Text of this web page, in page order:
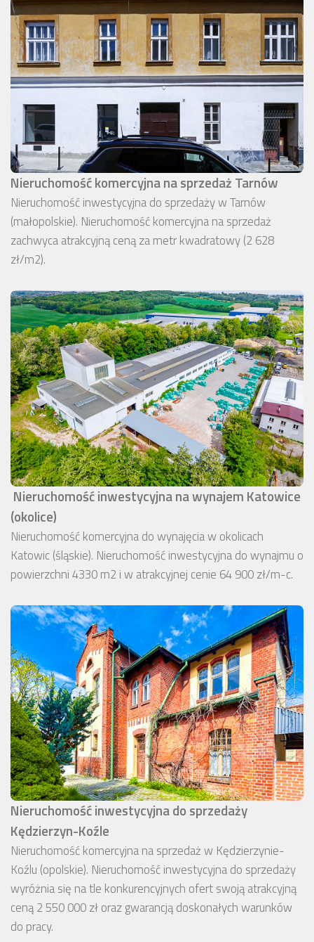
Nieruchomość komercyjna na sprzedaż Tarnów
Nieruchomość inwestycyjna do sprzedaży w Tarnów
(małopolskie). Nieruchomość komercyjna na sprzedaż
zachwyca atrakcyjną ceną za metr kwadratowy (2 628
zł/m2).
Nieruchomość inwestycyjna na wynajem Katowice
(okolice)
Nieruchomość komercyjna do wynajęcia w okolicach
Katowic (śląskie). Nieruchomość inwestycyjna do wynajmu o
powierzchni 4330 m2 i w atrakcyjnej cenie 64 900 zł/m-c.
Nieruchomość inwestycyjna do sprzedaży
Kędzierzyn-Koźle
Nieruchomość komercyjna na sprzedaż w Kędzierzynie-
Koźlu (opolskie). Nieruchomość inwestycyjna do sprzedaży
wyróżnia się na tle konkurencyjnych ofert swoją atrakcyjną
ceną 2 550 000 zł oraz gwarancją doskonałych warunków
do pracy.